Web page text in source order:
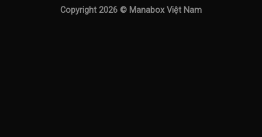
Copyright 2026 © Manabox Việt Nam